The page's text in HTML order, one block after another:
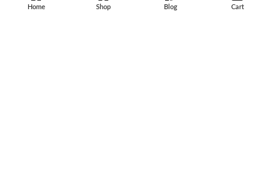
Home Shop Blog Cart